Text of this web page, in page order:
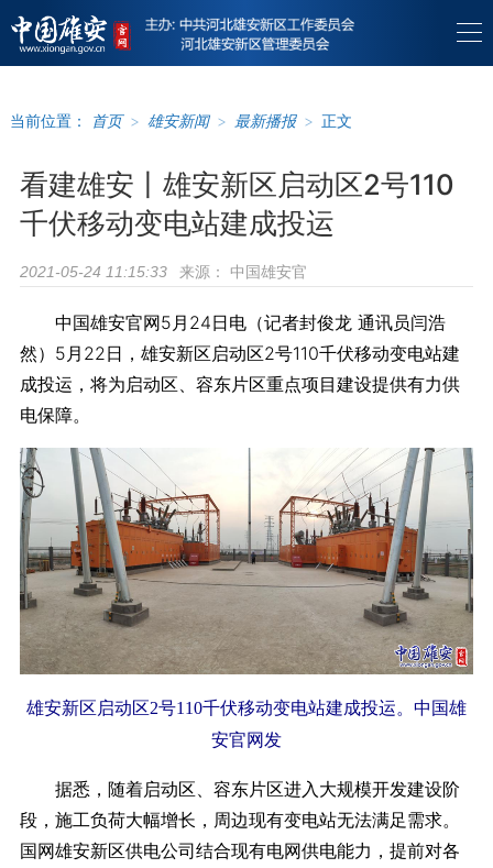
当前位置： 首页 > 雄安新闻 > 最新播报 > 正文
看建雄安丨雄安新区启动区2号110
千伏移动变电站建成投运
2021-05-24 11:15:33 来源： 中国雄安官
中国雄安官网5月24日电（记者封俊龙 通讯员闫浩
然）5月22日，雄安新区启动区2号110千伏移动变电站建
成投运，将为启动区、容东片区重点项目建设提供有力供
电保障。
雄安新区启动区2号110千伏移动变电站建成投运。中国雄
安官网发
据悉，随着启动区、容东片区进入大规模开发建设阶
段，施工负荷大幅增长，周边现有变电站无法满足需求。
国网雄安新区供电公司结合现有电网供电能力，提前对各